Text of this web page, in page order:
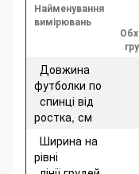
Найменування
вимірювань
Довжина
футболки по
спинці від
ростка, см
Ширина на
рівні